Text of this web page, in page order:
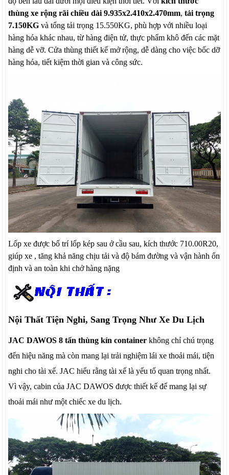
thùng xe rộng rãi chiều dài 9.935x2.410x2.470mm,tải trọng
7.150KG và tổng tải trọng 15.550KG, phù hợp với nhiều loại
hàng hóa khác nhau, từ hàng điện tử, thực phẩm khô đến các mặt
hàng dễ vỡ. Cửa thùng thiết kế mở rộng, dễ dàng cho việc bốc dỡ
hàng hóa, tiết kiệm thời gian và công sức.
Lốp xe được bố trí lốp kép sauở cầu sau,kích thước 710.00R20,
giúp xe ,tăng khả năng chịu tải và độ bám đường vàvận hành ổn
định và an toàn khi chở hàng nặng
Nội Thất Tiện Nghi, Sang Trọng Như Xe Du Lịch
JAC DAWOS 8 tấn thùng kín container không chỉ chú trọng
đến hiệu năng mà còn mang lại trải nghiệm lái xe thoải mái, tiện
nghi cho tài xế. JAC hiểu rằng tài xế là yếu tố quan trọng nhất.
Vì vậy, cabin của JAC DAWOS được thiết kế để mang lại sự
thoải mái như một chiếc xe du lịch.